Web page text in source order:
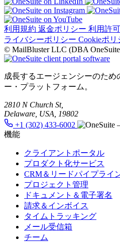
利用規約 返金ポリシー 利用許
ライバシーポリシー Cookieポリ
© MailBluster LLC (DBA
成長するエージェンシーのた
ー・プラットフォーム。
2810 N Church St,
Delaware, USA, 19802
+1 (302) 433-6002
機能
クライアントポータル
プロダクト化サービス
CRM＆リードパイプライ
プロジェクト管理
ドキュメント＆電子署名
請求＆インボイス
タイムトラッキング
メール受信箱
チーム